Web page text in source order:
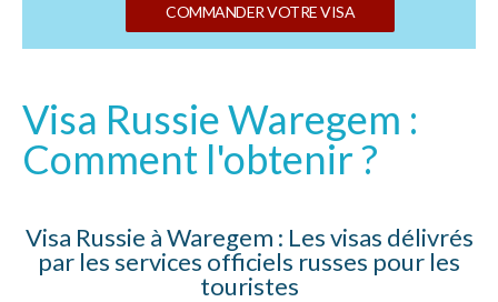
COMMANDER VOTRE VISA
Visa Russie Waregem :
Comment l'obtenir ?
Visa Russie à Waregem : Les visas délivrés
par les services officiels russes pour les
touristes